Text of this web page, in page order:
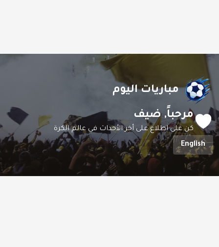
مباريات اليوم
مرحباً, ضيف
كن على اطلاع على أخر الأحداث في عالم الكرة
English